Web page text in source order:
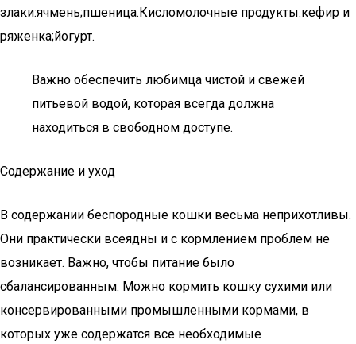
злаки:ячмень;пшеница.Кисломолочные продукты:кефир и
ряженка;йогурт.
Важно обеспечить любимца чистой и свежей
питьевой водой, которая всегда должна
находиться в свободном доступе.
Содержание и уход
В содержании беспородные кошки весьма неприхотливы.
Они практически всеядны и с кормлением проблем не
возникает. Важно, чтобы питание было
сбалансированным. Можно кормить кошку сухими или
консервированными промышленными кормами, в
которых уже содержатся все необходимые